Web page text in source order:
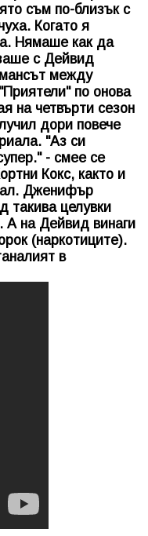
съм по-близък с
Когато я
Нямаше как да
с Дейвид
между
по онова
на четвърти сезон
дори повече
"Аз си
- смее се
Кокс, както и
Дженифър
такива целувки
А на Дейвид винаги
(наркотиците).
в